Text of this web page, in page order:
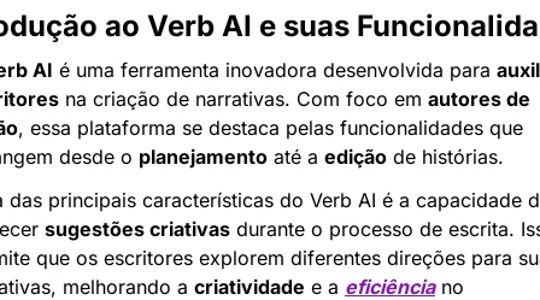
ao Verb AI e suas
AI é uma ferramenta inovadora desenvolvida para
na criação de narrativas. Com foco em autores de
, essa plataforma se destaca pelas funcionalidades que
desde o planejamento até a edição de histórias.
das principais características do Verb AI é a capacidade
sugestões criativas durante o processo de escrita.
que os escritores explorem diferentes direções para
melhorando a criatividade e a eficiência no